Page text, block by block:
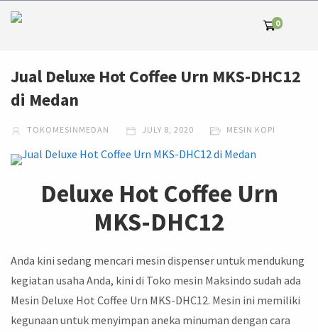
0
Jual Deluxe Hot Coffee Urn MKS-DHC12
di Medan
TOKOMESINMEDAN JULY 8, 2020 MESIN KOPI
Deluxe Hot Coffee Urn
MKS-DHC12
Anda kini sedang mencari mesin dispenser untuk mendukung
kegiatan usaha Anda, kini di Toko mesin Maksindo sudah ada
Mesin Deluxe Hot Coffee Urn MKS-DHC12. Mesin ini memiliki
kegunaan untuk menyimpan aneka minuman dengan cara